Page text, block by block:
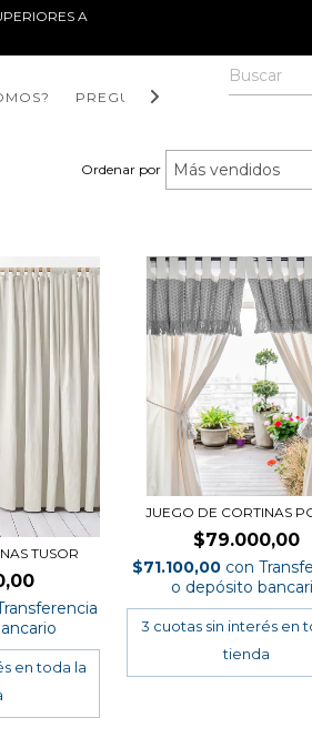
A
PREGUNTAS FRECUENTES
Ordenar por
TUSOR
JUEGO DE CORTINAS
$79.000,00
$71.100,00 con
o depósito